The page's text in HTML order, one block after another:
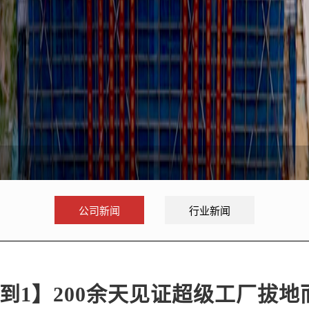
公司新闻 行业新闻
1】200余天见证超级工厂拔地